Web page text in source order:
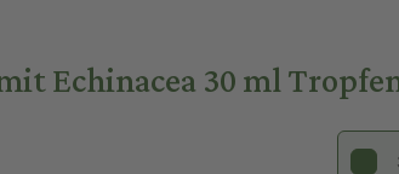
Echinacea 30 ml